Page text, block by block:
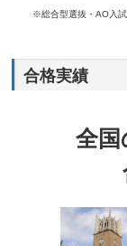
※総合型選抜・AO入試
合格実績
全国